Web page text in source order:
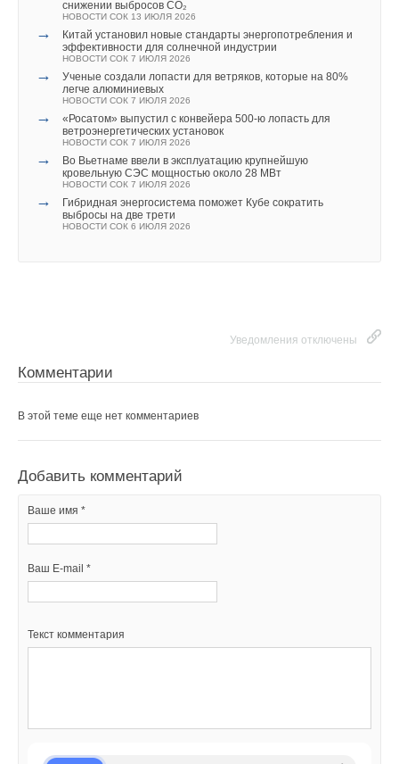
снижении выбросов CO₂
НОВОСТИ СОК 13 ИЮЛЯ 2026
→
Китай установил новые стандарты энергопотребления и
эффективности для солнечной индустрии
НОВОСТИ СОК 7 ИЮЛЯ 2026
→
Ученые создали лопасти для ветряков, которые на 80%
легче алюминиевых
НОВОСТИ СОК 7 ИЮЛЯ 2026
→
«Росатом» выпустил с конвейера 500-ю лопасть для
ветроэнергетических установок
НОВОСТИ СОК 7 ИЮЛЯ 2026
→
Во Вьетнаме ввели в эксплуатацию крупнейшую
кровельную СЭС мощностью около 28 МВт
НОВОСТИ СОК 7 ИЮЛЯ 2026
→
Гибридная энергосистема поможет Кубе сократить
выбросы на две трети
НОВОСТИ СОК 6 ИЮЛЯ 2026
Уведомления отключены
Комментарии
В этой теме еще нет комментариев
Добавить комментарий
Ваше имя *
Ваш E-mail *
Текст комментария
Уведомления отключены
Комментарии
В этой теме еще нет комментариев
Добавить комментарий
Ваше имя *